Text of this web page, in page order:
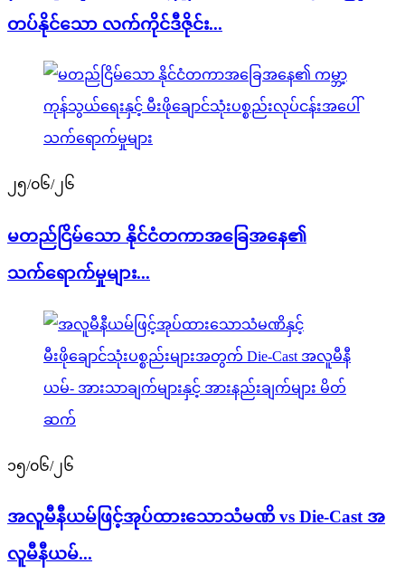
တပ်နိုင်သော လက်ကိုင်ဒီဇိုင်း...
၂၅/၀၆/၂၆
မတည်ငြိမ်သော နိုင်ငံတကာအခြေအနေ၏
သက်ရောက်မှုများ...
၁၅/၀၆/၂၆
အလူမီနီယမ်ဖြင့်အုပ်ထားသောသံမဏိ vs Die-Cast အ
လူမီနီယမ်...